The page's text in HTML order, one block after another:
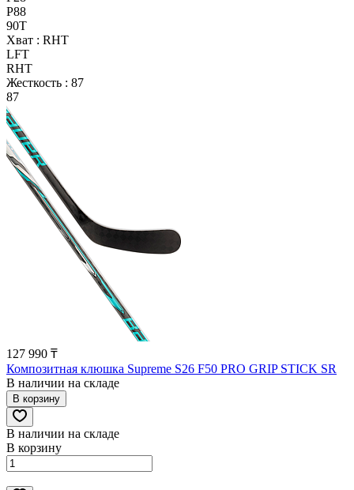
P88
90T
Хват : RHT
LFT
RHT
Жесткость : 87
87
127 990 ₸
Композитная клюшка Supreme S26 F50 PRO GRIP STICK SR
В наличии на складе
В корзину
В наличии на складе
В корзину